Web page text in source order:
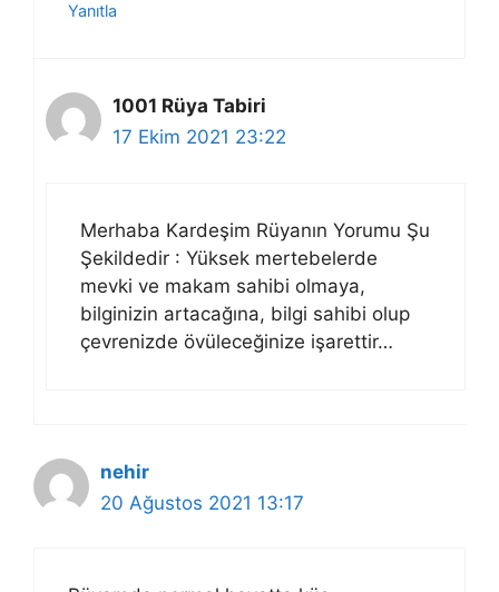
Yanıtla
1001 Rüya Tabiri
17 Ekim 2021 23:22
Merhaba Kardeşim Rüyanın Yorumu Şu
Şekildedir : Yüksek mertebelerde
mevki ve makam sahibi olmaya,
bilginizin artacağına, bilgi sahibi olup
çevrenizde övüleceğinize işarettir…
nehir
20 Ağustos 2021 13:17